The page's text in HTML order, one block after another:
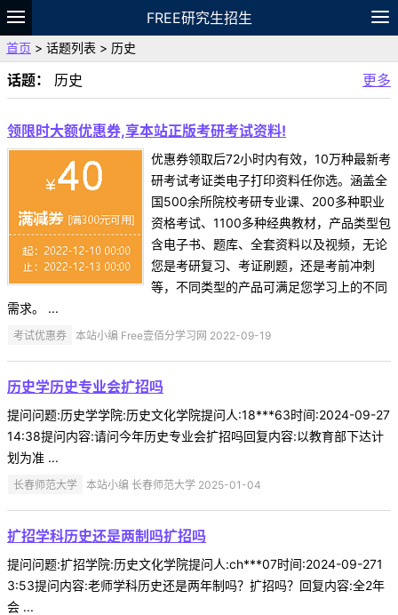
FREE研究生招生
题库
故事 专题
VIP
资料
首页 > 话题列表 > 历史
话题： 历史 更多
领限时大额优惠券,享本站正版考研考试资料!
优惠券领取后72小时内有效，10万种最新考
研考试考证类电子打印资料任你选。涵盖全
国500余所院校考研专业课、200多种职业
资格考试、1100多种经典教材，产品类型包
含电子书、题库、全套资料以及视频，无论
您是考研复习、考证刷题，还是考前冲刺
等，不同类型的产品可满足您学习上的不同
需求。 ...
考试优惠券 本站小编 Free壹佰分学习网 2022-09-19
历史学历史专业会扩招吗
提问问题:历史学学院:历史文化学院提问人:18***63时间:2024-09-27
14:38提问内容:请问今年历史专业会扩招吗回复内容:以教育部下达计
划为准 ...
长春师范大学 本站小编 长春师范大学 2025-01-04
扩招学科历史还是两制吗扩招吗
提问问题:扩招学院:历史文化学院提问人:ch***07时间:2024-09-271
3:53提问内容:老师学科历史还是两年制吗？扩招吗？回复内容:全2年
会 ...